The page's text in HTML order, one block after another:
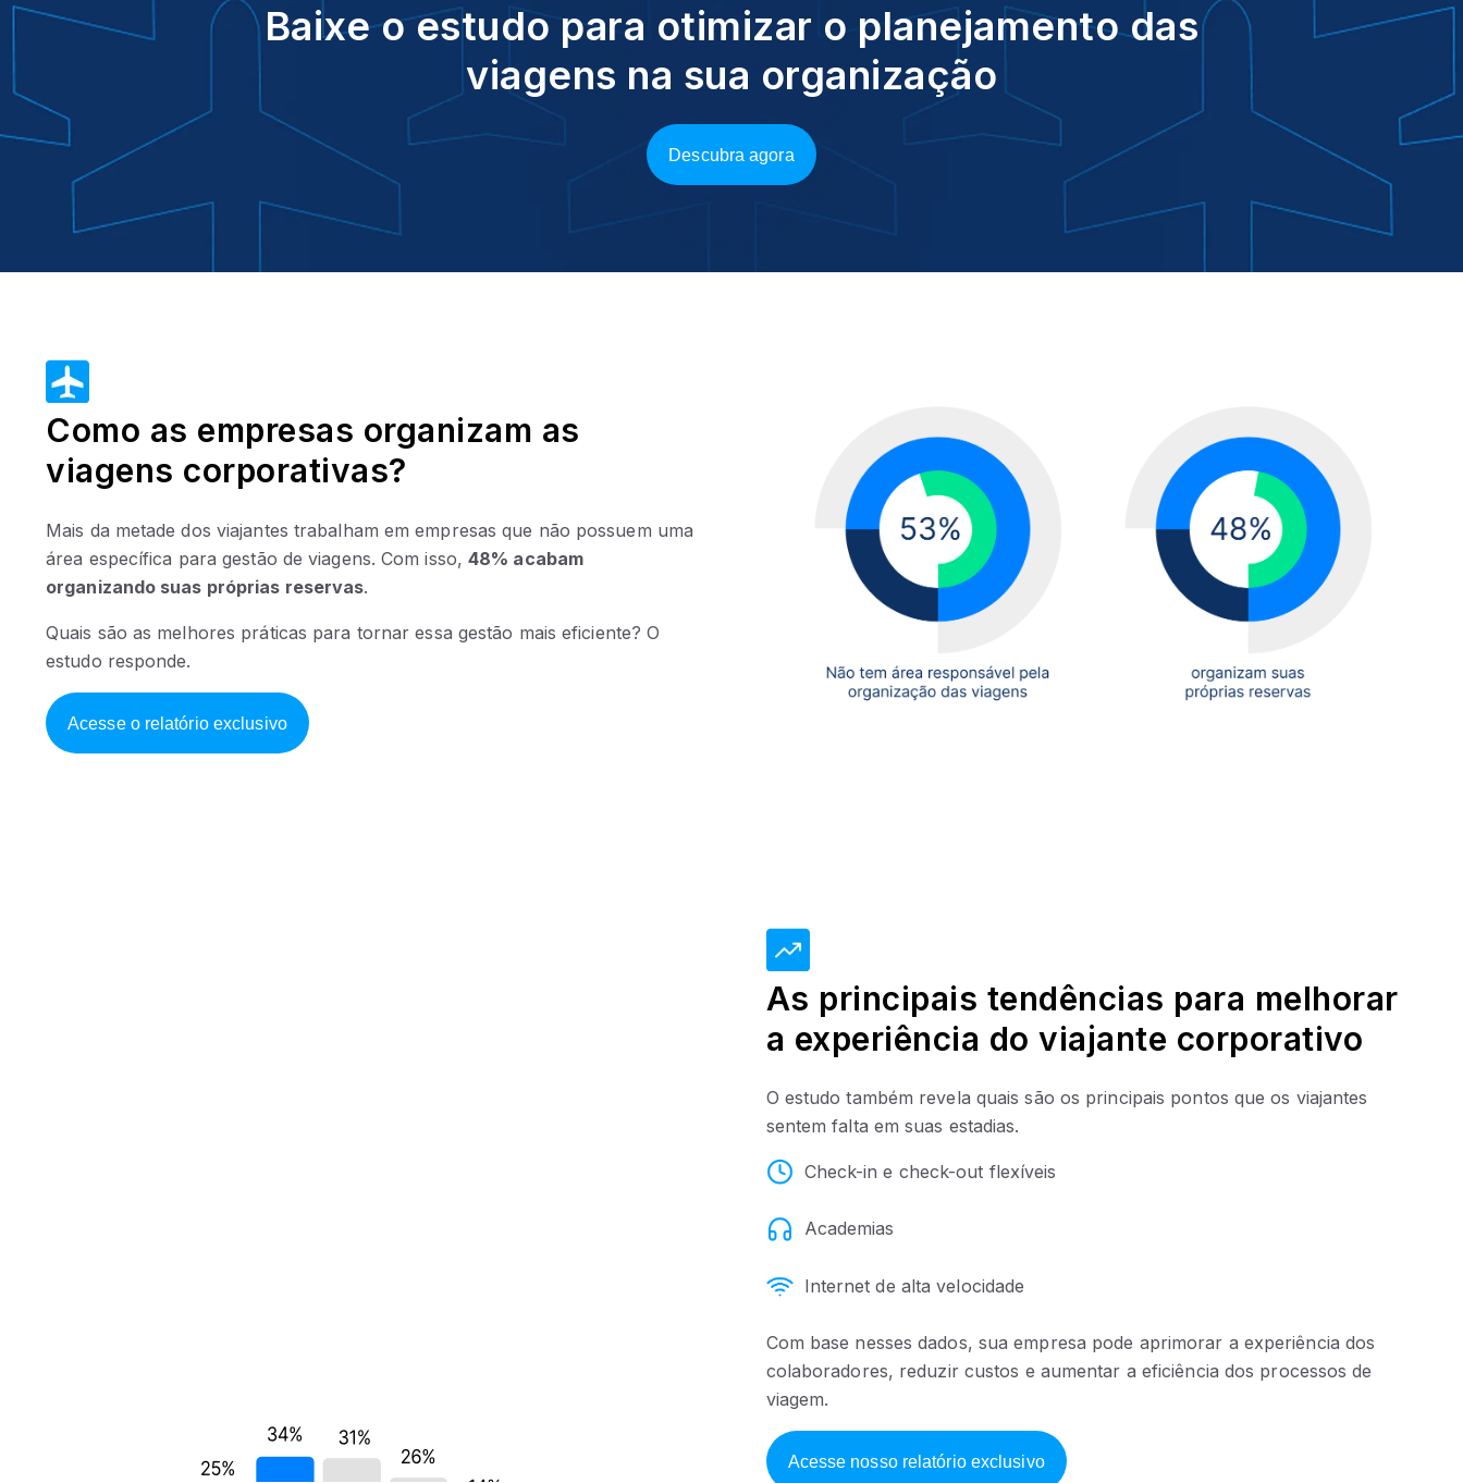
Baixe o estudo para otimizar o planejamento das
viagens na sua organização
Descubra agora
Como as empresas organizam as
viagens corporativas?
Mais da metade dos viajantes trabalham em empresas que não possuem uma
área específica para gestão de viagens. Com isso,48% acabam
organizando suas próprias reservas.
Quais são as melhores práticas para tornar essa gestão mais eficiente? O
estudo responde.
Acesse o relatório exclusivo
As principais tendências para melhorar
a experiência do viajante corporativo
O estudo também revela quais são os principais pontos que os viajantes
sentem falta em suas estadias.
Check-in e check-out flexíveis
Academias
Internet de alta velocidade
Com base nesses dados, sua empresa pode aprimorar a experiência dos
colaboradores, reduzir custos e aumentar a eficiência dos processos de
viagem.
Acesse nosso relatório exclusivo